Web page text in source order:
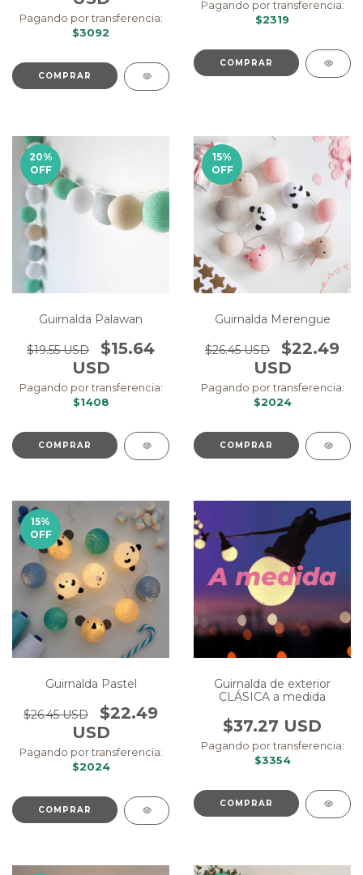
Pagando por transferencia:
$3092
Pagando por transferencia:
$2319
COMPRAR
20%
OFF
Guirnalda Palawan
$19.55 USD
$15.64
USD
Pagando por transferencia:
$1408
COMPRAR
15%
OFF
Guirnalda Merengue
$26.45 USD
$22.49
USD
Pagando por transferencia:
$2024
COMPRAR
15%
OFF
Guirnalda Pastel
$26.45 USD
$22.49
USD
Pagando por transferencia:
$2024
COMPRAR
Guirnalda de exterior
CLÁSICA a medida
$37.27 USD
Pagando por transferencia:
$3354
COMPRAR